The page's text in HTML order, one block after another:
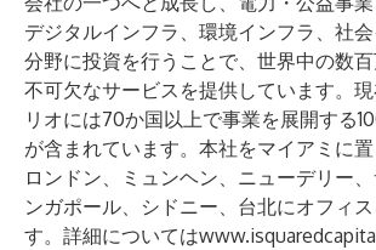
デジタルインフラ、環境インフラ、社
分野に投資を行うことで、世界中の数
不可欠なサービスを提供しています。
リオには70か国以上で事業を展開する
が含まれています。本社をマイアミに置
ロンドン、ミュンヘン、ニューデリー
ンガポール、シドニー、台北にオフィ
す。詳細については